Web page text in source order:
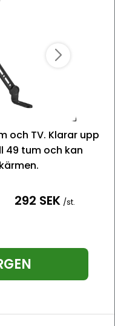
och TV. Klarar upp
49 tum och kan
292 SEK /st.